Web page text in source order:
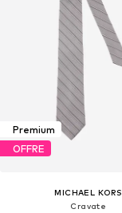
Premium
OFFRE
MICHAEL KORS
Cravate